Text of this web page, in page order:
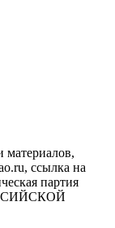
ссылка на
партия